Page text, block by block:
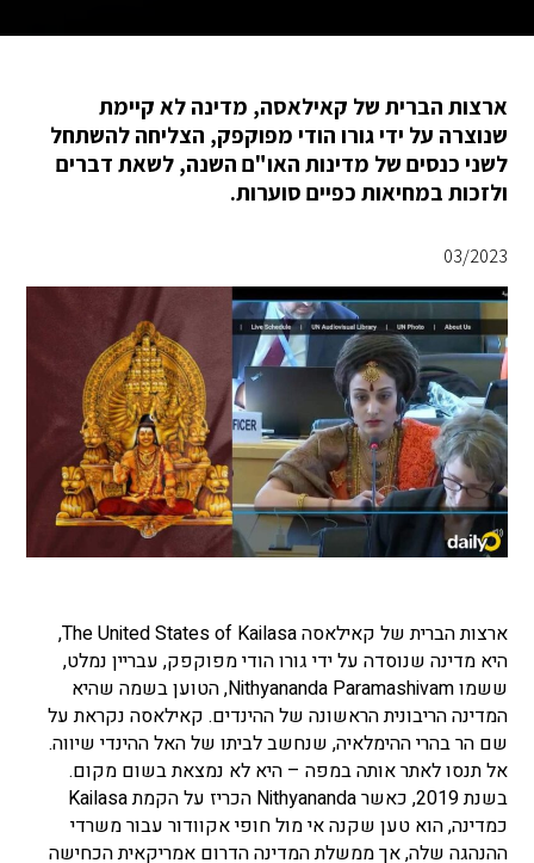
ארצות הברית של קאילאסה, מדינה לא קיימת
שנוצרה על ידי גורו הודי מפוקפק, הצליחה להשתחל
לשני כנסים של מדינות האו"ם השנה, לשאת דברים
ולזכות במחיאות כפיים סוערות.
03/2023
ארצות הברית של קאילאסה The United States of Kailasa,
היא מדינה שנוסדה על ידי גורו הודי מפוקפק, עבריין נמלט,
ששמו Nithyananda Paramashivam, הטוען בשמה שהיא
המדינה הריבונית הראשונה של ההינדים. קאילאסה נקראת על
שם הר בהרי ההימלאיה, שנחשב לביתו של האל ההינדי שיווה.
אל תנסו לאתר אותה במפה – היא לא נמצאת בשום מקום.
בשנת 2019, כאשר Nithyananda הכריז על הקמת Kailasa
כמדינה, הוא טען שקנה אי מול חופי אקוודור עבור משרדי
ההנהגה שלה, אך ממשלת המדינה הדרום אמריקאית הכחישה